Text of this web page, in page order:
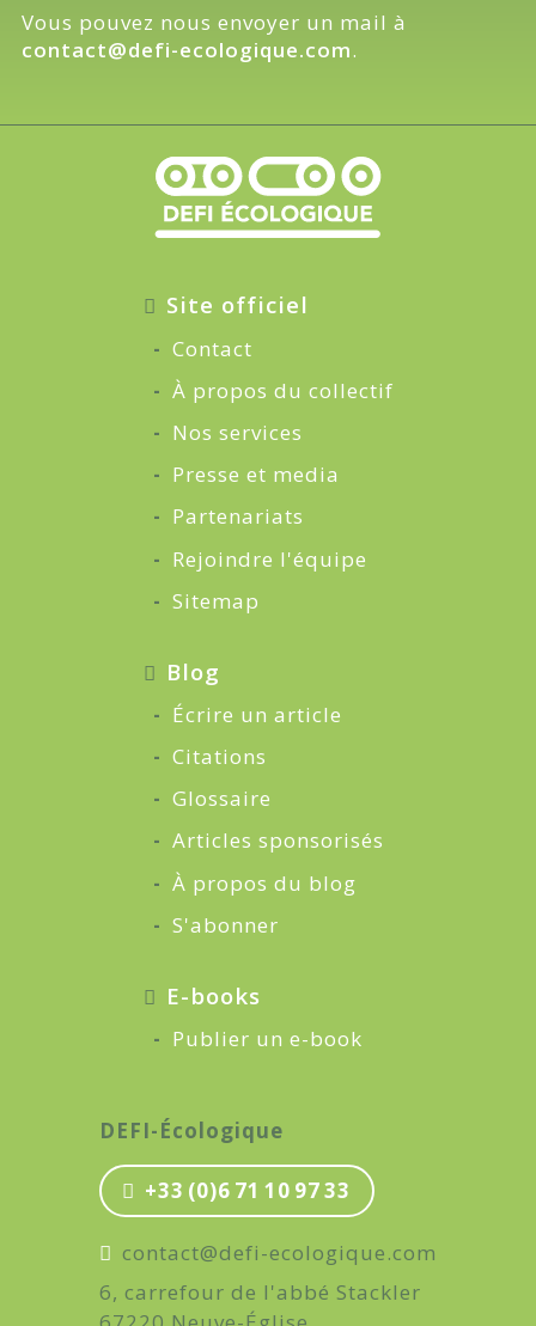
Vous pouvez nous envoyer un mail à
contact@defi-ecologique.com.
Site officiel
Contact
À propos du collectif
Nos services
Presse et media
Partenariats
Rejoindre l'équipe
Sitemap
Blog
Écrire un article
Citations
Glossaire
Articles sponsorisés
À propos du blog
S'abonner
E-books
Publier un e-book
DEFI-Écologique
+33 (0)6 71 10 97 33
contact@defi-ecologique.com
6, carrefour de l'abbé Stackler